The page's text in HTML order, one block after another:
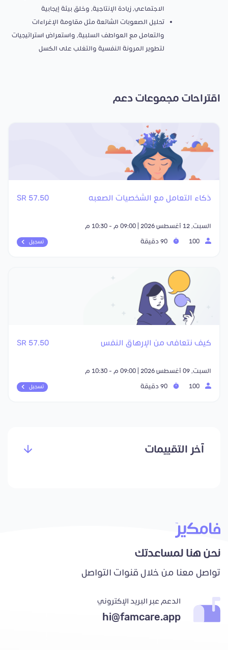
الاجتماعي، زيادة الإنتاجية، وخلق بيئة إيجابية
تحليل الصعوبات الشائعة مثل مقاومة الإغراءات
والتعامل مع العواطف السلبية، واستعراض استراتيجيات
لتطوير المرونة النفسية والتغلب على الكسل
اقتراحات مجموعات دعم
ذكاء التعامل مع الشخصيات الصعبه 57.50 SR
السبت, 12 أغسطس 2026 | 09:00 م - 10:30 م
تسجيل
كيف نتعافى من الإرهاق النفس 57.50 SR
السبت, 09 أغسطس 2026 | 09:00 م - 10:30 م
تسجيل
آخر التقييمات
نحن هنا لمساعدتك
تواصل معنا من خلال قنوات التواصل
الدعم عبر البريد الإكتروني
hi@famcare.app